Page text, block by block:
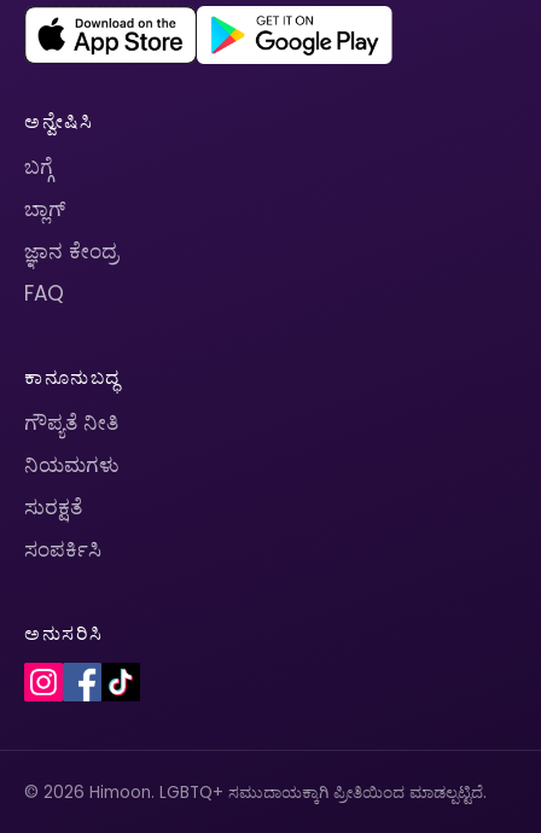
ಅನ್ವೇಷಿಸಿ
ಬಗ್ಗೆ
ಬ್ಲಾಗ್
ಜ್ಞಾನ ಕೇಂದ್ರ
FAQ
ಕಾನೂನುಬದ್ಧ
ಗೌಪ್ಯತೆ ನೀತಿ
ನಿಯಮಗಳು
ಸುರಕ್ಷತೆ
ಸಂಪರ್ಕಿಸಿ
ಅನುಸರಿಸಿ
© 2026 Himoon. LGBTQ+ ಸಮುದಾಯಕ್ಕಾಗಿ ಪ್ರೀತಿಯಿಂದ ಮಾಡಲ್ಪಟ್ಟಿದೆ.